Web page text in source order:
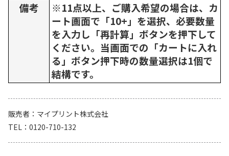
備考
※11点以上、ご購入希望の場合は、カ
ート画面で「10+」を選択、必要数量
を入力し「再計算」ボタンを押下して
ください。当画面での「カートに入れ
る」ボタン押下時の数量選択は1個で
結構です。
販売者
マイプリント株式会社
TEL
0120-710-132